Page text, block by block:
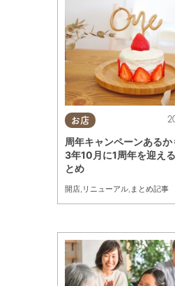
お店
周年キャンペーンある
3年10月に1周年を迎え
とめ
開店, リニューアル, まとめ記事